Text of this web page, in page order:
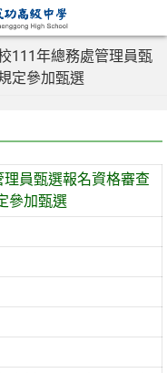
111年總務處管理員甄
定參加甄選
員甄選報名資格審查
參加甄選